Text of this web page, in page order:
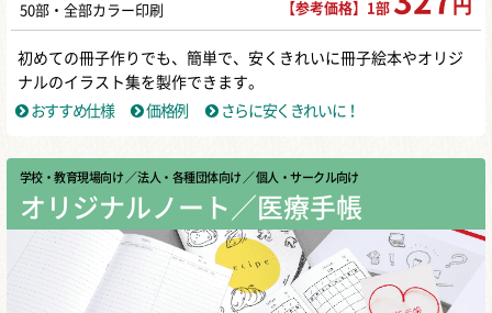
50部・全部カラー印刷
【参考価格】1部 円
初めての冊子作りでも、簡単で、安くきれいに冊子絵本やオリジ
ナルのイラスト集を製作できます。
おすすめ仕様
価格例 さらに安くきれいに！
学校・教育現場向け ／ 法人・各種団体向け ／ 個人・サークル向け
オリジナルノート／医療手帳